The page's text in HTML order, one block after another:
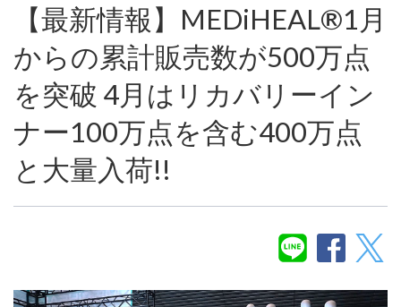
【最新情報】MEDiHEAL®1月
からの累計販売数が500万点
を突破 4月はリカバリーイン
ナー100万点を含む400万点
と大量入荷!!